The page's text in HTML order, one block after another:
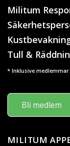
Militum
Tull &
* Inklusive
Bli medlem
MILITUM